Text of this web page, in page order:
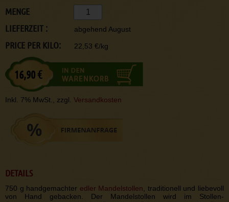
MENGE
LIEFERZEIT :
abgehend August
PRICE PER KILO: 22,53 €/kg
16,90 €
Inkl. 7% MwSt., zzgl. Versandkosten
DETAILS
750 g handgemachter edler Mandelstollen , traditionell und liebevoll
von Hand gebacken. Der Mandelstollen wird im Stollen-